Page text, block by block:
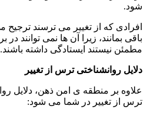
شود.
افرادی که از تغییر می ترسند
باقی بمانند، زیرا آن ها نمی توانند در
مطمئن نیستند ایستادگی داشته باشند.
دلایل روانشناختی ترس از تغییر
علاوه بر منطقه ی امن ذهن، دلایل
ترس از تغییر در شما می شود: